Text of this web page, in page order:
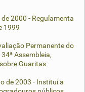
2000 - Regulamenta
1999
Permanente do
Assembleia,
Guaritas
de 2003 - Institui a